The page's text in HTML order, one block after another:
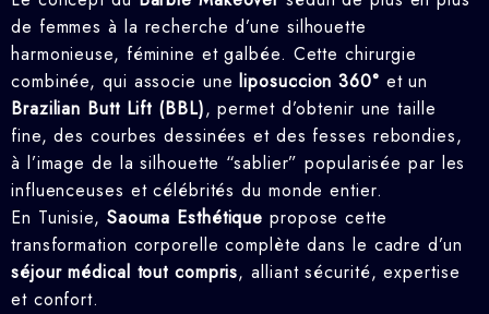
de femmes à la recherche d’une silhouette
harmonieuse, féminine et galbée. Cette chirurgie
combinée, qui associe uneliposuccion 360° et un
Brazilian Butt Lift (BBL), permet d’obtenir une taille
fine, des courbes dessinées et des fesses rebondies,
à l’image de la silhouette “sablier” popularisée par les
influenceuses et célébrités du monde entier.
En Tunisie, Saouma Esthétique propose cette
transformation corporelle complète dans le cadre d’un
séjour médical tout compris, alliant sécurité, expertise
et confort.